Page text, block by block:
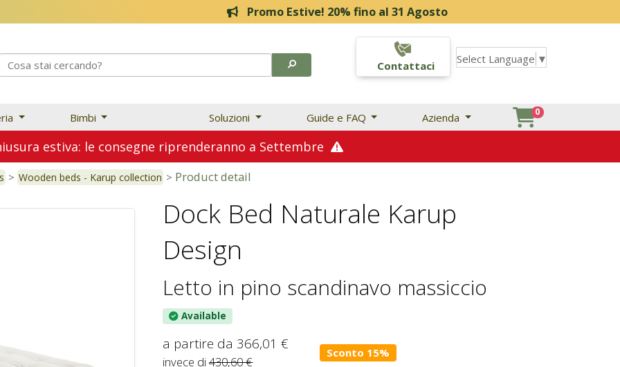
Promo Estive! 20% fino al 31 Agosto
Contattaci
Select Language ▼
Bimbi Soluzioni Guide e FAQ Azienda 0
estiva: le consegne riprenderanno a Settembre
> Wooden beds - Karup collection > Product detail
Dock Bed Naturale Karup
Design
Letto in pino scandinavo massiccio
Available
a partire da 366,01 €
invece di430,60 €
Sconto 15%